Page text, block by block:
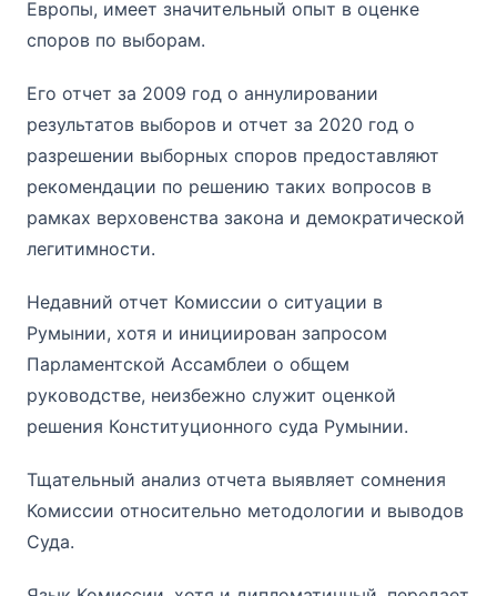
Европы, имеет значительный опыт в оценке
споров по выборам.
Его отчет за 2009 год о аннулировании
результатов выборов и отчет за 2020 год о
разрешении выборных споров предоставляют
рекомендации по решению таких вопросов в
рамках верховенства закона и демократической
легитимности.
Недавний отчет Комиссии о ситуации в
Румынии, хотя и инициирован запросом
Парламентской Ассамблеи о общем
руководстве, неизбежно служит оценкой
решения Конституционного суда Румынии.
Тщательный анализ отчета выявляет сомнения
Комиссии относительно методологии и выводов
Суда.